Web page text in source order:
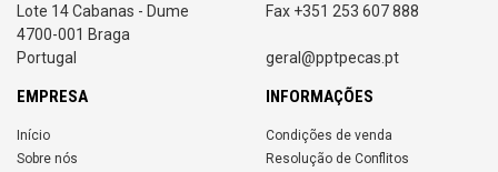
Lote 14 Cabanas - Dume
4700-001 Braga
Portugal
Fax +351 253 607 888
geral@pptpecas.pt
EMPRESA
Início
Sobre nós
INFORMAÇÕES
Condições de venda
Resolução de Conflitos